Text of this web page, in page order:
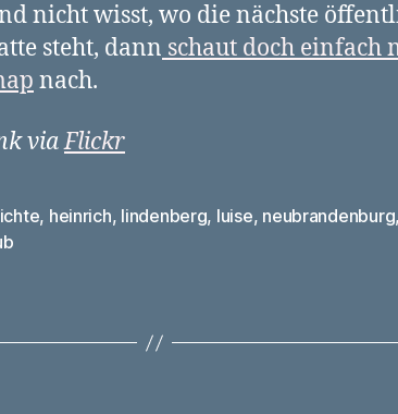
nicht wisst, wo die nächste
steht, dann schaut doch einfach
nach.
viaFlickr
, heinrich, lindenberg, luise, neubrandenburg,